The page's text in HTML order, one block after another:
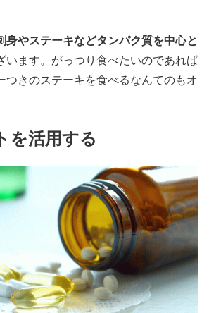
身やステーキなどタンパク質を中心と
います。がっつり食べたいのであれば
つきのステーキを食べるなんてのもオ
を活用する